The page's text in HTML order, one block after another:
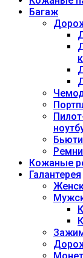
Багаж
Кожаные
Галантерея